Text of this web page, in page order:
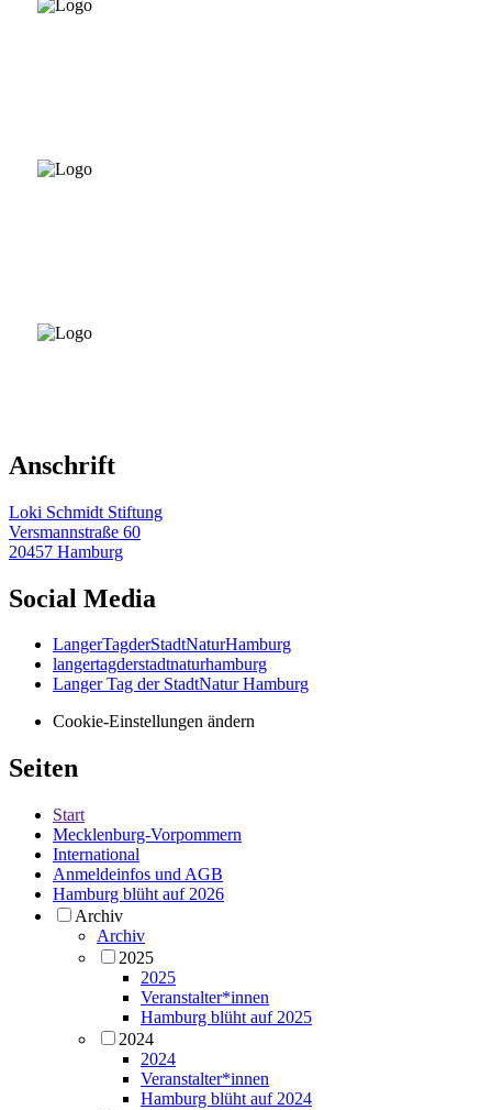
Anschrift
Loki Schmidt Stiftung
Versmannstraße 60
20457 Hamburg
Social Media
LangerTagderStadtNaturHamburg
langertagderstadtnaturhamburg
Langer Tag der StadtNatur Hamburg
Cookie-Einstellungen ändern
Seiten
Start
Mecklenburg-Vorpommern
International
Anmeldeinfos und AGB
Hamburg blüht auf 2026
Archiv
Archiv
2025
2025
Veranstalter*innen
Hamburg blüht auf 2025
2024
2024
Veranstalter*innen
Hamburg blüht auf 2024